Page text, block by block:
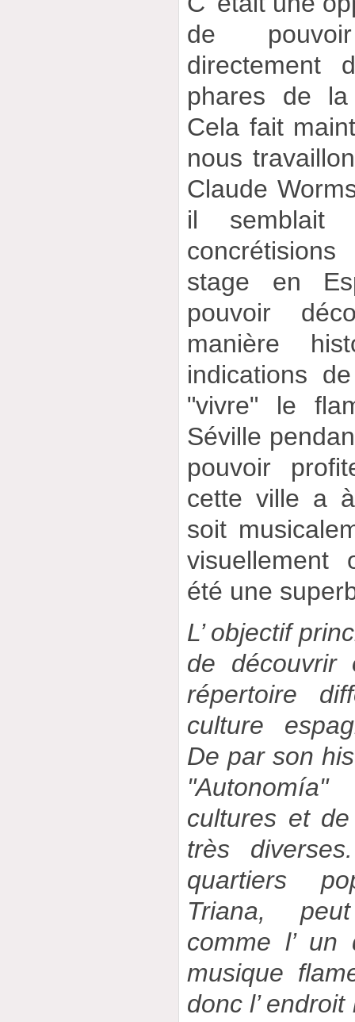
de
directement
phares de la
Cela fait
nous
Claude
il semblait
stage en
pouvoir
manière
indications
"vivre" le
Séville
pouvoir
cette ville a
soit
visuellement
été une
L’ objectif
de découvrir
répertoire
culture
De par son
cultures et
très
quartiers
Triana,
comme l’
musique
donc l’